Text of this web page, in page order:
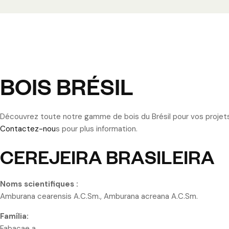
BOIS BRÉSIL
Découvrez toute notre gamme de bois du Brésil pour vos
Contactez-nous pour plus information.
CEREJEIRA BRASILEIRA
Noms scientifiques :
Amburana cearensis A.C.Sm., Amburana acreana A.C.Sm.
Família: